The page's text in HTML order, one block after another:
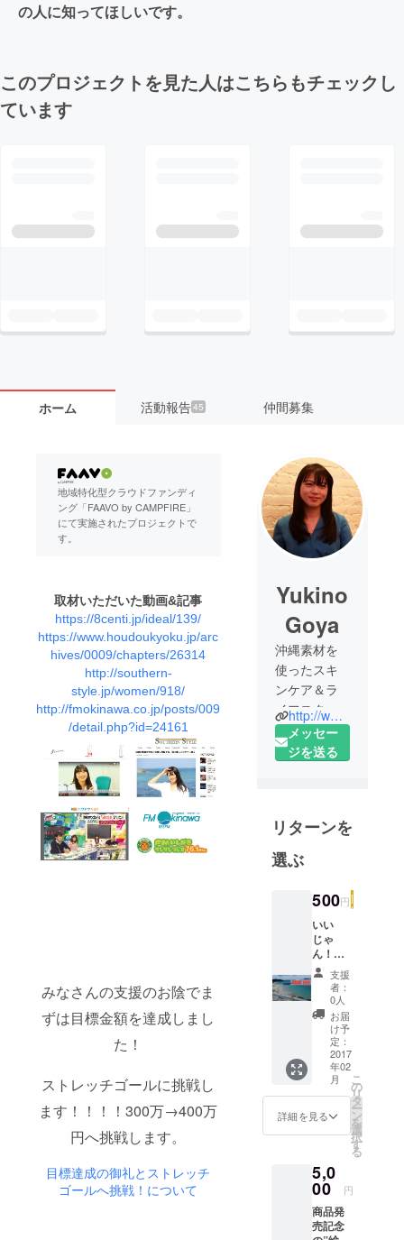
の人に知ってほしいです。
このプロジェクトを見た人はこちらもチェックし
ています
ホーム 活動報告45 仲間募集
地域特化型クラウドファンディ
ング「FAAVO by CAMPFIRE」
にて実施されたプロジェクトで
す。
取材いただいた動画&記事
https://8centi.jp/ideal/139/
https://www.houdoukyoku.jp/arc
hives/0009/chapters/26314
http://southern-
style.jp/women/918/
http://fmokinawa.co.jp/posts/009
/detail.php?id=24161
みなさんの支援のお陰でま
ずは目標金額を達成しまし
た！
ストレッチゴールに挑戦し
ます！！！！300万→400万
円へ挑戦します。
目標達成の御礼とストレッチ
ゴールへ挑戦！について
Yukino
Goya
沖縄素材を
使ったスキ
ンケア＆ラ
イフスタイ
ル事業を立
ち上げてい
に！！沖縄
からサステ
イナブルな
していま
http://www.wo-skincare.com
メッセー
ジを送る
リターンを
選ぶ
500円
いい
じゃ
ん！！
って
思って
くれた
方、ワ
ンコイ
ン支援
してい
ただけ
ないで
しょう
か！ 座
間味島
の景色
ばめた
感謝状
ハガキ
と、
メール
支援
者：
0人
お届
け予
定：
2017
年02
月
詳細を見る
こ
の
リ
タ
ー
ン
を
選
択
す
る
5,0
00 円
商品発
売記念